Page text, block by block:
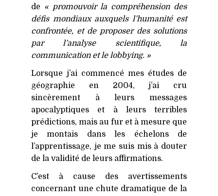
de « promouvoir la compréhension des
défis mondiaux auxquels l’humanité est
confrontée, et de proposer des solutions
par l’analyse scientifique, la
communication et le lobbying. »
Lorsque j’ai commencé mes études de
géographie en 2004, j’ai cru
sincèrement à leurs messages
apocalyptiques et à leurs terribles
prédictions, mais au fur et à mesure que
je montais dans les échelons de
l’apprentissage, je me suis mis à douter
de la validité de leurs affirmations.
C’est à cause des avertissements
concernant une chute dramatique de la